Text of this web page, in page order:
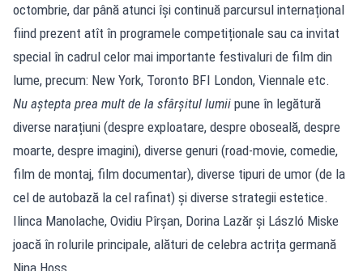
octombrie, dar până atunci își continuă parcursul internațional
fiind prezent atît în programele competiționale sau ca invitat
special în cadrul celor mai importante festivaluri de film din
lume, precum: New York, Toronto BFI London, Viennale etc.
Nu aștepta prea mult de la sfârșitul lumii pune în legătură
diverse narațiuni (despre exploatare, despre oboseală, despre
moarte, despre imagini), diverse genuri (road-movie, comedie,
film de montaj, film documentar), diverse tipuri de umor (de la
cel de autobază la cel rafinat) și diverse strategii estetice.
Ilinca Manolache, Ovidiu Pîrșan, Dorina Lazăr și László Miske
joacă în rolurile principale, alături de celebra actrița germană
Nina Hoss.